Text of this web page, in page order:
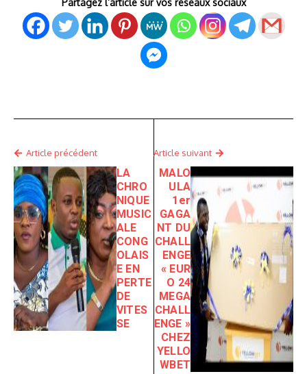
Article précédent
LA
CHRO
NIQUE
MUSIC
ALE
CONG
OLAIS
E EN
PERTE
DE
VITES
SE
Article suivant
MALO
ULA
1er
GAGA
NT DU
CHALL
ENGE
« EUR
O 24
MEGA
CHALL
ENGE »
CHEZ
YELLO
WBET